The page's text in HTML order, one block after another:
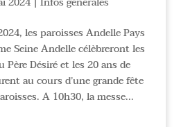
les paroisses Andelle Pays
Seine Andelle célèbreront les
Père Désiré et les 20 ans de
au cours d’une grande fête
A 10h30, la messe...